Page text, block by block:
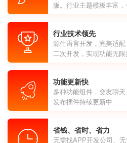
版。行业主题模板丰富
行业技术领先
源生语言开发，完美适
二次开发，实现功能无限
功能更新快
多种功能组件，交友聊
发布插件持续更新中
省钱、省时、省力
无需找APP开发公司、